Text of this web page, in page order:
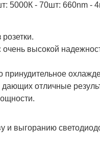
5000К - 70шт: 660nm -
высокой
отличные
и выгоранию